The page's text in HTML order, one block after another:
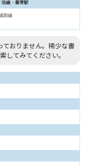
沿線・最寄駅
田線
ておりません。稀少な書
してみてください。